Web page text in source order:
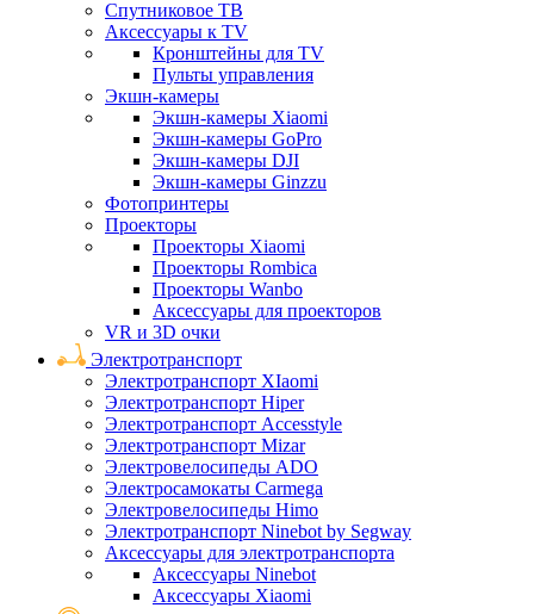
Спутниковое ТВ
Аксессуары к TV
Кронштейны для TV
Пульты управления
Экшн-камеры
Экшн-камеры Xiaomi
Экшн-камеры GoPro
Экшн-камеры DJI
Экшн-камеры Ginzzu
Фотопринтеры
Проекторы
Проекторы Xiaomi
Проекторы Rombica
Проекторы Wanbo
Аксессуары для проекторов
VR и 3D очки
Электротранспорт
Электротранспорт XIaomi
Электротранспорт Hiper
Электротранспорт Accesstyle
Электротранспорт Mizar
Электровелосипеды ADO
Электросамокаты Carmega
Электровелосипеды Himo
Электротранспорт Ninebot by Segway
Аксессуары для электротранспорта
Аксессуары Ninebot
Аксессуары Xiaomi